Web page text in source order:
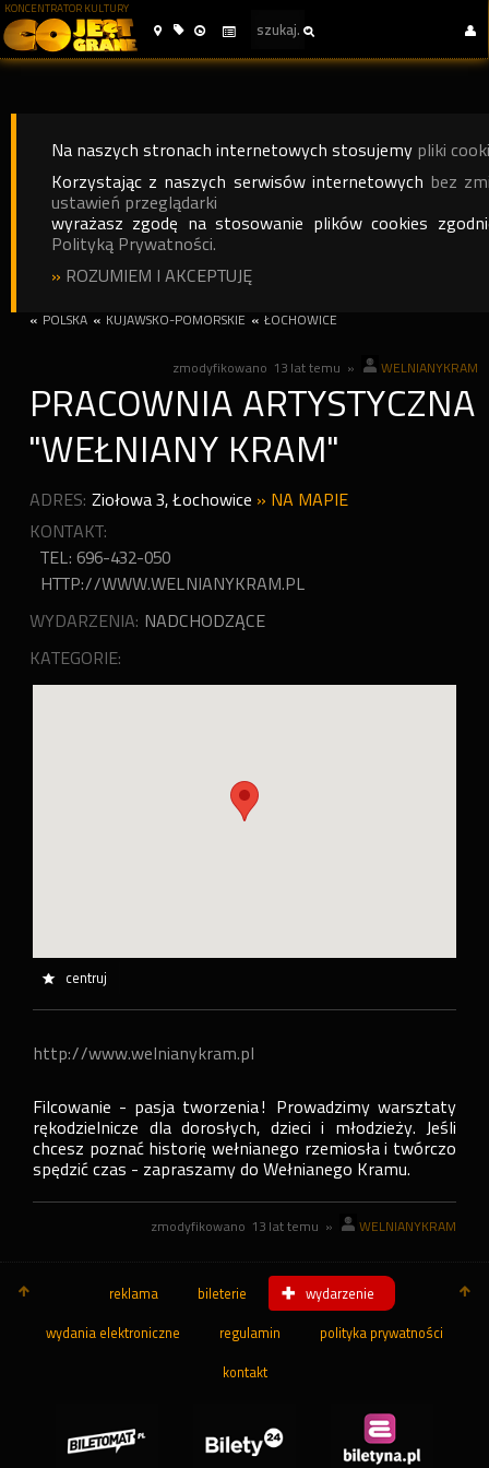
KONCENTRATOR KULTURY
Na naszych stronach internetowych stosujemy pliki
Korzystając z naszych serwisów internetowych bez
ustawień przeglądarki
wyrażasz zgodę na stosowanie plików cookies
Polityką Prywatności.
» ROZUMIEM I AKCEPTUJĘ
« POLSKA « KUJAWSKO-POMORSKIE « ŁOCHOWICE
zmodyfikowano 13 lat temu » WELNIANYKRAM
PRACOWNIA ARTYSTYCZNA
"WEŁNIANY KRAM"
ADRES: Ziołowa 3,Łochowice » NA MAPIE
KONTAKT:
TEL: 696-432-050
HTTP://WWW.WELNIANYKRAM.PL
WYDARZENIA: NADCHODZĄCE
KATEGORIE:
centruj
http://www.welnianykram.pl
Filcowanie - pasja tworzenia! Prowadzimy warsztaty
rękodzielnicze dla dorosłych, dzieci i młodzieży. Jeśli
chcesz poznać historię wełnianego rzemiosła i twórczo
spędzić czas - zapraszamy do Wełnianego Kramu.
zmodyfikowano 13 lat temu » WELNIANYKRAM
reklama bileterie wydarzenie
wydania elektroniczne regulamin polityka prywatności
kontakt